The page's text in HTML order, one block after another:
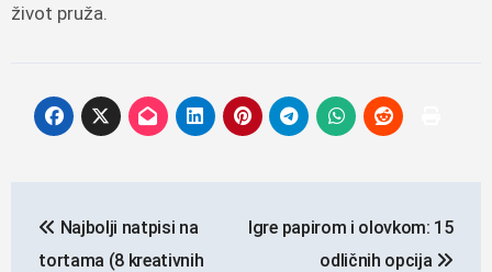
život pruža.
objava
Najbolji natpisi na
tortama (8 kreativnih
Igre papirom i olovkom: 15
odličnih opcija